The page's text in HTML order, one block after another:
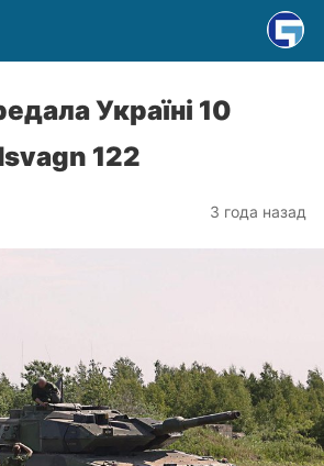
Україні 10
122
3 года назад